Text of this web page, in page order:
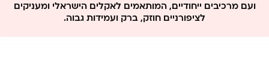
ועם מרכיבים ייחודיים, המותאמים לאקלים הישראלי ומעניקים
לציפורניים חוזק, ברק ועמידות גבוה.